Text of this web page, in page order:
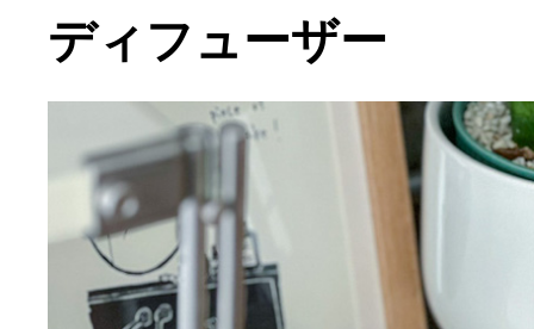
ディフューザー